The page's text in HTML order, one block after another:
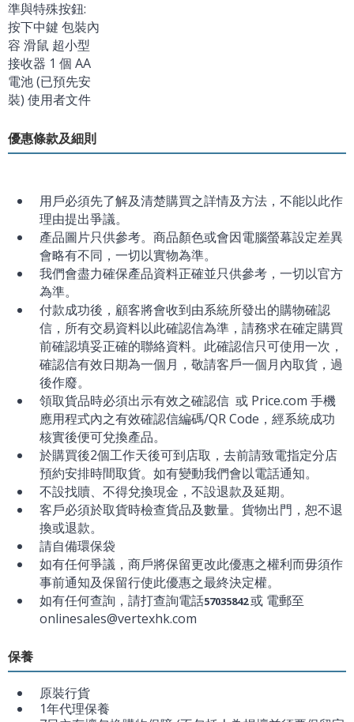
準與特殊按鈕:
按下中鍵 包裝內
容 滑鼠 超小型
接收器 1 個 AA
電池 (已預先安
裝) 使用者文件
優惠條款及細則
用戶必須先了解及清楚購買之詳情及方法，不能以此作
理由提出爭議。
產品圖片只供參考。商品顏色或會因電腦螢幕設定差異
會略有不同，一切以實物為準。
我們會盡力確保產品資料正確並只供參考，一切以官方
為準。
付款成功後，顧客將會收到由系統所發出的購物確認
信，所有交易資料以此確認信為準，請務求在確定購買
前確認填妥正確的聯絡資料。此確認信只可使用一次，
確認信有效日期為一個月，敬請客戶一個月內取貨，過
後作廢。
領取貨品時必須出示有效之確認信 或 Price.com 手機
應用程式內之有效確認信編碼/QR Code，經系統成功
核實後便可兌換產品。
於購買後2個工作天後可到店取，去前請致電指定分店
預約安排時間取貨。如有變動我們會以電話通知。
不設找贖、不得兌換現金，不設退款及延期。
客戶必須於取貨時檢查貨品及數量。貨物出門，恕不退
換或退款。
請自備環保袋
如有任何爭議，商戶將保留更改此優惠之權利而毋須作
事前通知及保留行使此優惠之最終決定權。
如有任何查詢，請打查詢電話57035842或 電郵至
onlinesales@vertexhk.com
保養
原裝行貨
1年代理保養